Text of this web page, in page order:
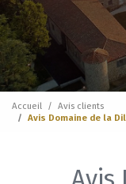
Accueil
Avis clients
Avis Domaine de la